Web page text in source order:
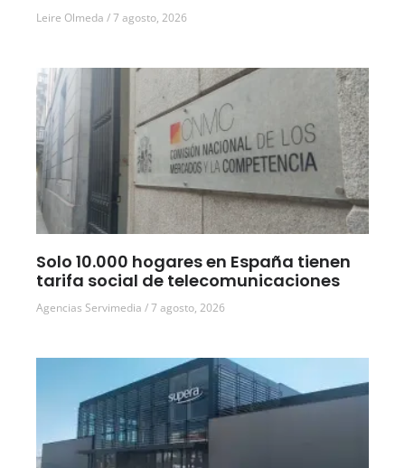
Leire Olmeda 7 agosto, 2026
Solo 10.000 hogares en España tienen
tarifa social de telecomunicaciones
Agencias Servimedia 7 agosto, 2026